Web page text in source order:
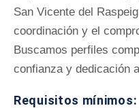
San Vicente del
coordinación y el
Buscamos perfiles
confianza y dedicación
Requisitos mínimos: